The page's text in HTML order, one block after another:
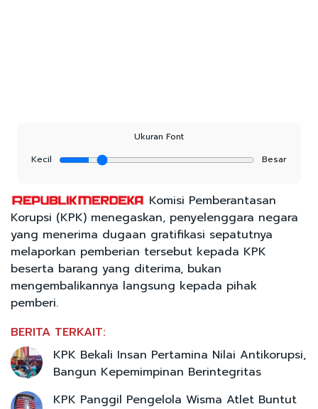
Ukuran Font
Kecil
Besar
Komisi Pemberantasan
Korupsi (KPK) menegaskan, penyelenggara negara
yang menerima dugaan gratifikasi sepatutnya
melaporkan pemberian tersebut kepada KPK
beserta barang yang diterima, bukan
mengembalikannya langsung kepada pihak
pemberi.
BERITA TERKAIT:
KPK Bekali Insan Pertamina Nilai Antikorupsi,
Bangun Kepemimpinan Berintegritas
KPK Panggil Pengelola Wisma Atlet Buntut